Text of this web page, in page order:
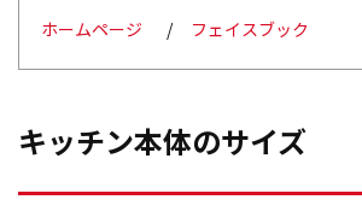
ホームページ フェイスブック
キッチン本体のサイズ